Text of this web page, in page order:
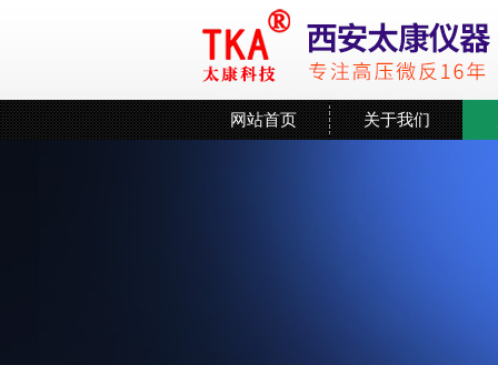
网站首页 关于我们